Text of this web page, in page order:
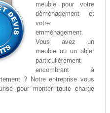
meuble pour votre
déménagement et
votre
emménagement.
Vous avez un
meuble ou un objet
particulièrement
encombrant à
? Notre entreprise vous
pour monter toute charge